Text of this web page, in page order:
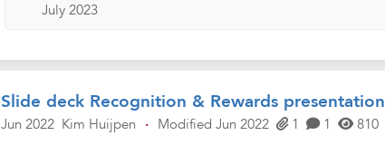
July 2023
Slide deck Recognition & Rewards presentation
Jun 2022 Kim Huijpen · Modified Jun 2022 1 1 810